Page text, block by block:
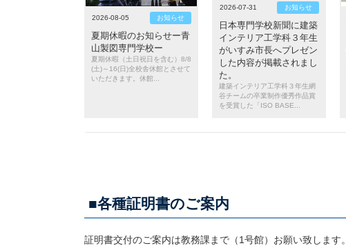
2026-08-05 お知らせ
夏期休暇のお知らせー青
山製図専門学校ー
夏期休暇（土日祝日を含む）8/8
(土)～16(日)全校舎休館とさせて
いただきます。休館...
2026-07-31 お知らせ
日本専門学校新聞に建築
インテリア工学科３年生
がいすみ市長へプレゼン
した内容が掲載されまし
た。
建築インテリア工学科３年生網
谷チームの卒業制作優秀作品賞
を受賞した「ISO BASE...
■各種証明書のご案内
証明書交付のご案内は教務課まで（1号館）お願い致します。